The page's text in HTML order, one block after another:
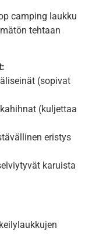
camping laukku
tehtaan
(sopivat
(kuljettaa
eristys
karuista